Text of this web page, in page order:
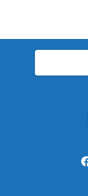
per: